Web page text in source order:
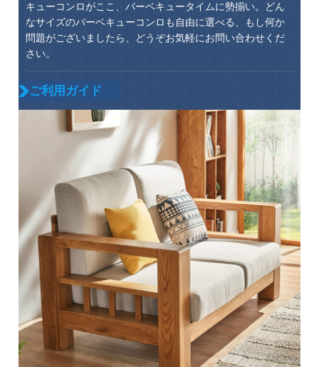
キューコンロがここ、バーベキュータイムに勢揃い。どん
なサイズのバーベキューコンロも自由に選べる、もし何か
問題がございましたら、どうぞお気軽にお問い合わせくだ
さい。
ご利用ガイド